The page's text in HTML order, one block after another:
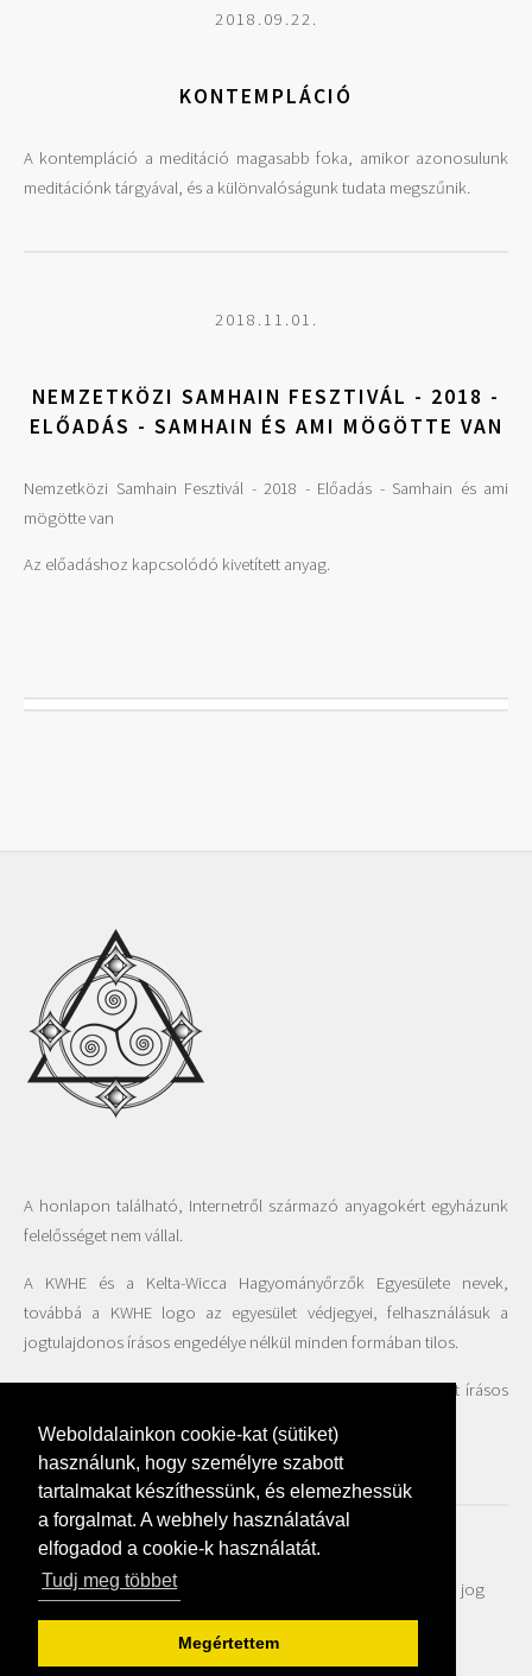
Weboldalainkon cookie-kat (sütiket)
használunk, hogy személyre szabott
tartalmakat készíthessünk, és elemezhessük
a forgalmat. A webhely használatával
elfogadod a cookie-k használatát.
Tudj meg többet
Megértettem
2018.09.22.
KONTEMPLÁCIÓ
A kontempláció a meditáció magasabb foka, amikor azonosulunk
meditációnk tárgyával, és a különvalóságunk tudata megszűnik.
2018.11.01.
NEMZETKÖZI SAMHAIN FESZTIVÁL - 2018 -
ELŐADÁS - SAMHAIN ÉS AMI MÖGÖTTE VAN
Nemzetközi Samhain Fesztivál - 2018 - Előadás - Samhain és ami
mögötte van
Az előadáshoz kapcsolódó kivetített anyag.
A honlapon található, Internetről származó anyagokért egyházunk
felelősséget nem vállal.
A KWHE és a Kelta-Wicca Hagyományőrzők Egyesülete nevek,
továbbá a KWHE logo az egyesület védjegyei, felhasználásuk a
jogtulajdonos írásos engedélye nélkül minden formában tilos.
A honlapon található fotók felhasználása csak az Egyesület írásos
Adatvédelmi szabályzat
© Kelta-Wicca Hagyományőrzők Egyháza 2018 - Minden jog
fenntartva | created byWebfaktor